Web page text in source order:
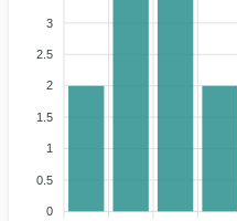
3
2.5
2
1.5
1
0.5
0